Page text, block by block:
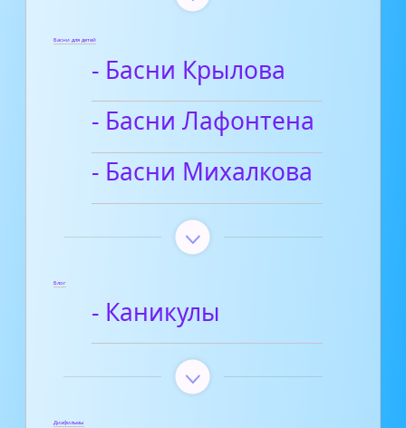
Басни для детей
- Басни Крылова
- Басни Лафонтена
- Басни Михалкова
Блог
- Каникулы
Диафильмы